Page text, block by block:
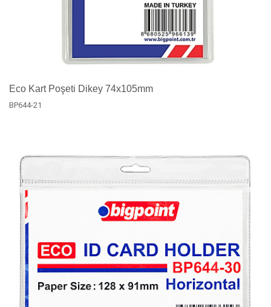
Eco Kart Poşeti Dikey 74x105mm
BP644-21